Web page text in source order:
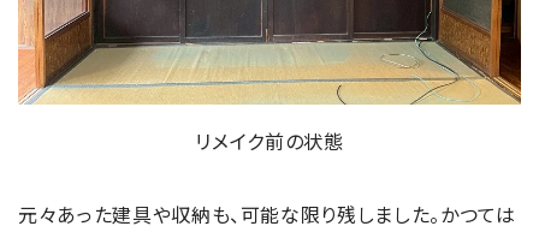
リメイク前の状態
元々あった建具や収納も、可能な限り残しました。かつては